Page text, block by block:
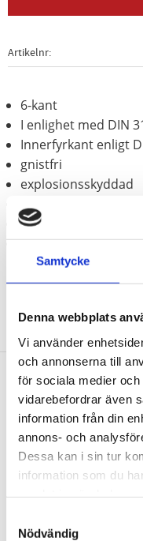
Samtycke
Denna webbplats
Vi använder
och annonserna till
för sociala medier
vidarebefordrar även
information från din
annons- och
Dessa kan i sin tur
information som du
Nödvändig
Artikelnr
6-kant
I enlighet med DIN
Innerfyrkant enligt
gnistfri
explosionsskyddad
korrosionsbeständig
slittålig
Aluminium-brons